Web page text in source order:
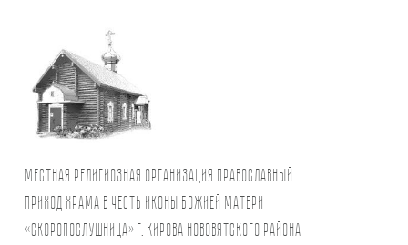
Местная религиозная организация православный
Приход храма в честь иконы Божией Матери
«Скоропослушница» г. Кирова Нововятского района